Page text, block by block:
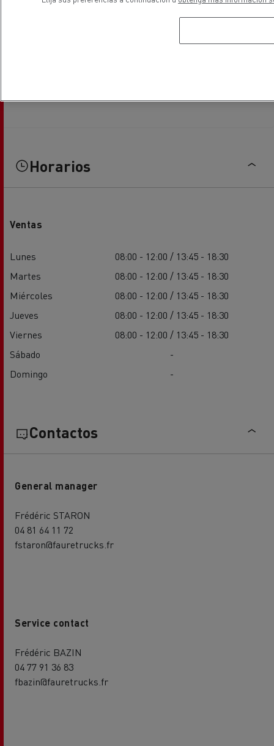
Horarios
Ventas
Lunes
08:00 - 12:00 / 13:45 - 18:30
Martes
08:00 - 12:00 / 13:45 - 18:30
Miércoles
08:00 - 12:00 / 13:45 - 18:30
Jueves
08:00 - 12:00 / 13:45 - 18:30
Viernes
08:00 - 12:00 / 13:45 - 18:30
Sábado
-
Domingo
-
Contactos
General manager
Frédéric STARON
04 81 64 11 72
fstaron@fauretrucks.fr
Service contact
Frédéric BAZIN
04 77 91 36 83
fbazin@fauretrucks.fr